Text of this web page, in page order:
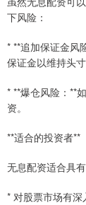
下风险：
* **追加保证金风
保证金以维持头寸
* **爆仓风险：**
资。
**适合的投资者**
无息配资适合具
* 对股票市场有深